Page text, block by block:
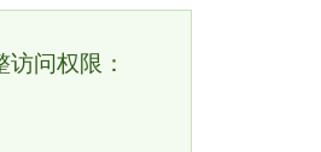
访问权限：